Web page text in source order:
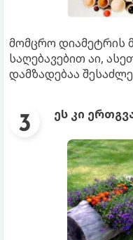
მომცრო დიამეტრის
საღებავებით აი,
დამზადებაა
ეს კი